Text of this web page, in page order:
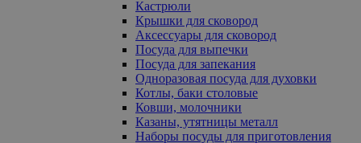
Кастрюли
Крышки для сковород
Аксессуары для сковород
Посуда для выпечки
Посуда для запекания
Одноразовая посуда для духовки
Котлы, баки столовые
Ковши, молочники
Казаны, утятницы металл
Наборы посуды для приготовления